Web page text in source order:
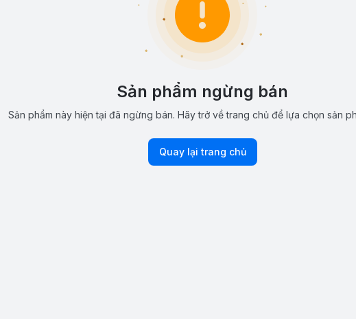
Sản phẩm ngừng bán
Sản phẩm này hiện tại đã ngừng bán. Hãy trở về trang chủ để lựa chọn sản
Quay lại trang chủ